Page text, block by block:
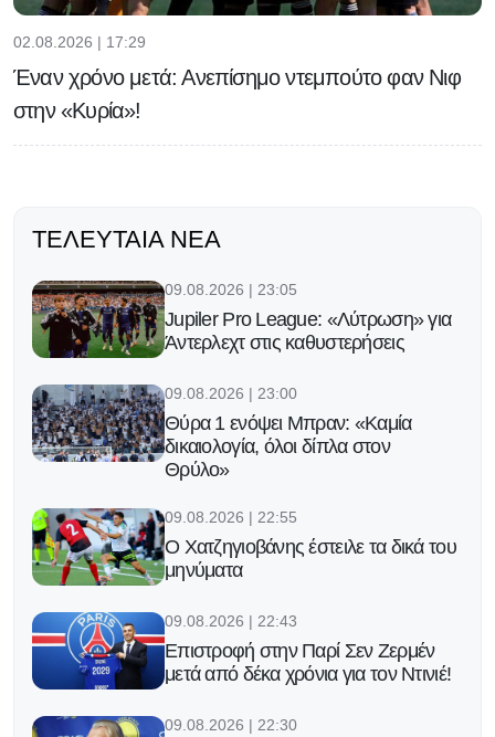
02.08.2026 | 17:29
Έναν χρόνο μετά: Ανεπίσημο ντεμπούτο φαν Νιφ
στην «Κυρία»!
ΤΕΛΕΥΤΑΊΑ ΝΈΑ
09.08.2026 | 23:05
Jupiler Pro League: «Λύτρωση» για
Άντερλεχτ στις καθυστερήσεις
09.08.2026 | 23:00
Θύρα 1 ενόψει Μπραν: «Καμία
δικαιολογία, όλοι δίπλα στον
Θρύλο»
09.08.2026 | 22:55
Ο Χατζηγιοβάνης έστειλε τα δικά του
μηνύματα
09.08.2026 | 22:43
Επιστροφή στην Παρί Σεν Ζερμέν
μετά από δέκα χρόνια για τον Ντινιέ!
09.08.2026 | 22:30